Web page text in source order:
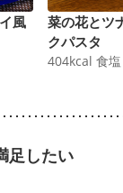
風
菜の花とツ
クパスタ
404kcal 食塩
足したい